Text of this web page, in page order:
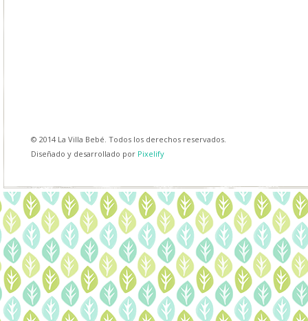
© 2014 La Villa Bebé. Todos los derechos reservados.
Diseñado y desarrollado por Pixelify